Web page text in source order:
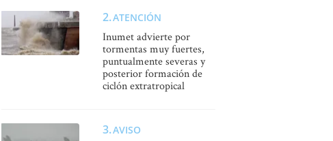
ATENCIÓN
Inumet advierte por
tormentas muy fuertes,
puntualmente severas y
posterior formación de
ciclón extratropical
AVISO